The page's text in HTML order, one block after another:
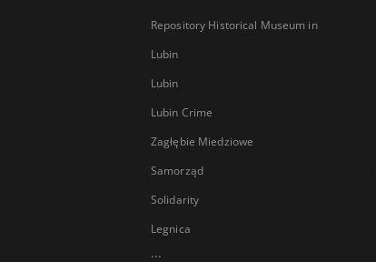
Repository Historical Museum in
Lubin
Lubin
Lubin Crime
Zagłębie Miedziowe
Samorząd
Solidarity
Legnica
...